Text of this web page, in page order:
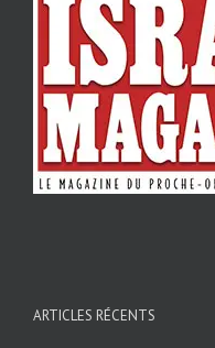
ARTICLES RÉCENTS